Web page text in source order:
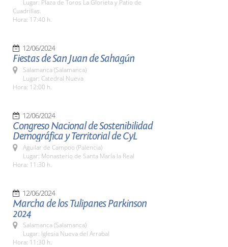
Lugar: Plaza de Toros La Glorieta y Patio de
Cuadrillas.
Hora: 17:40 h.
12/06/2024
Fiestas de San Juan de Sahagún
Salamanca (Salamanca)
Lugar: Catedral Nueva
Hora: 12:00 h.
12/06/2024
Congreso Nacional de Sostenibilidad
Demográfica y Territorial de CyL
Aguilar de Campoo (Palencia)
Lugar: Monasterio de Santa María la Real
Hora: 11:30 h.
12/06/2024
Marcha de los Tulipanes Parkinson
2024
Salamanca (Salamanca)
Lugar: Iglesia Nueva del Arrabal
Hora: 11:30 h.